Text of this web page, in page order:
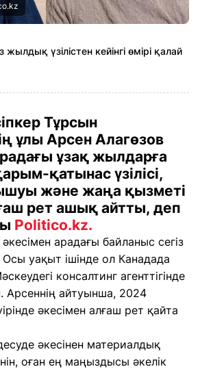
жылдық үзілістен кейінгі өмірі қалай
Тұрсын
ұлы Арсен Алагөзов
ұзақ жылдарға
қатынас үзілісі,
және жаңа қызметі
рет ашық айтты, деп
Politico.kz.
арадағы байланыс сегіз
Осы уақыт ішінде ол Канадада
консалтинг агенттігінде
Арсеннің айтуынша, 2024
әкесімен алғаш рет қайта
әкесінен материалдық
оған ең маңыздысы әкелік